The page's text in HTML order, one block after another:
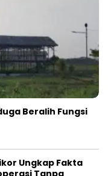
Beralih Fungsi
Ungkap Fakta